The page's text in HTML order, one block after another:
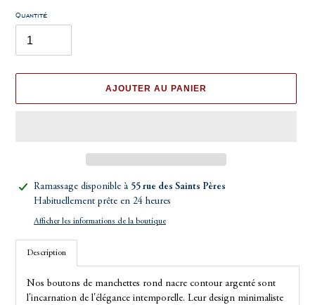
Quantité
AJOUTER AU PANIER
Ajout
produit
Ramassage disponible à 55 rue des Saints Pères
Habituellement prête en 24 heures
Afficher les informations de la boutique
Description
Nos boutons de manchettes rond nacre contour argenté sont
l'incarnation de l'élégance intemporelle. Leur design minimaliste